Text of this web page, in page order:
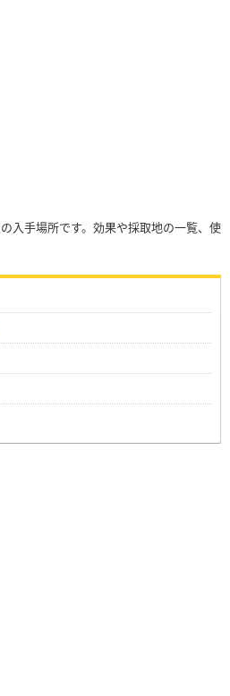
入手場所です。効果や採取地の一覧、使